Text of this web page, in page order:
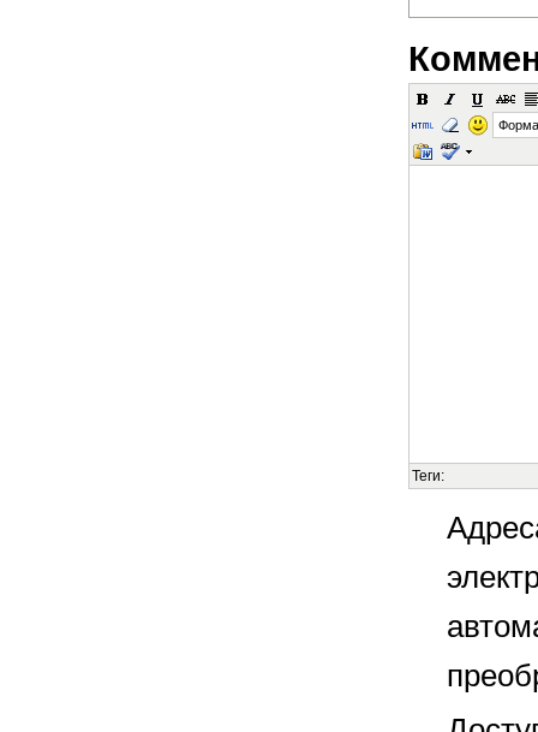
Теги: